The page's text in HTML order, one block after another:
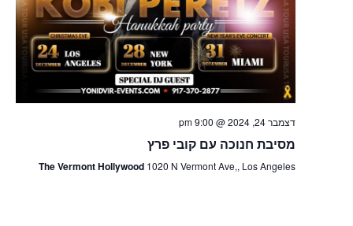
דצמבר 24, 2024 @ 9:00 pm
מסיבת חנוכה עם קובי פרץ
The Vermont Hollywood 1020 N Vermont Ave,, Los Angeles